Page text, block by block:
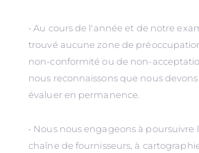
• Au cours de l'année et de notre
trouvé aucune zone de
non-conformité ou de non-
nous reconnaissons que nous
évaluer en permanence.
• Nous nous engageons à
chaîne de fournisseurs, à